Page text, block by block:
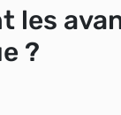
les
?